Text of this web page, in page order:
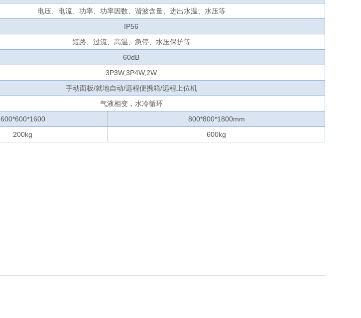
电压、电流、功率、功率因数、谐波含量、进出水温、水压等
IP56
短路、过流、高温、急停、水压保护等
60dB
3P3W,3P4W,2W
手动面板/就地自动/远程便携箱/远程上位机
气液相变，水冷循环
600*600*1600
800*800*1800mm
200kg 600kg